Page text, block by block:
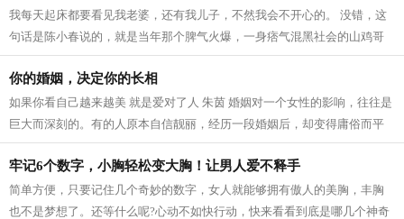
我每天起床都要看见我老婆，还有我儿子，不然我会不开心的。 没错，这
句话是陈小春说的，就是当年那个脾气火爆，一身痞气混黑社会的山鸡哥
说的。 爱情或许就是一物降一物，如...
你的婚姻，决定你的长相
如果你看自己越来越美 就是爱对了人 朱茵 婚姻对一个女性的影响，往往是
巨大而深刻的。有的人原本自信靓丽，经历一段婚姻后，却变得庸俗而平
凡；有的人原本平平无奇，经历一段...
牢记6个数字，小胸轻松变大胸！让男人爱不释手
简单方便，只要记住几个奇妙的数字，女人就能够拥有傲人的美胸，丰胸
也不是梦想了。还等什么呢?心动不如快行动，快来看看到底是哪几个神奇